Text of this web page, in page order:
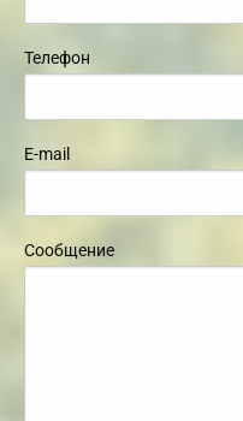
Телефон
E-mail
Сообщение